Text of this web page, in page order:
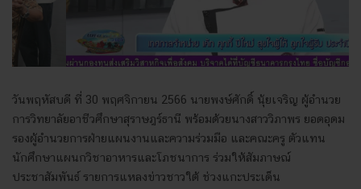
วันพฤหัสบดี ที่ 30 พฤศจิกายน 2566 นายพงษ์ศักดิ์ นุ้ยเจริญ ผู้อำนวย
การวิทยาลัยอาชีวศึกษาสุราษฎร์ธานี พร้อมด้วยนางสาววิภาพร ยอดอุดม
รองผู้อำนวยการฝ่ายแผนงานและความร่วมมือ และคณะครู ตัวแทน
นักศึกษาแผนกวิชาอาหารและโภชนาการ ร่วมให้สัมภาษณ์
ประชาสัมพันธ์ รายการแหลงข่าวชาวใต้ ช่วงแกะประเด็น